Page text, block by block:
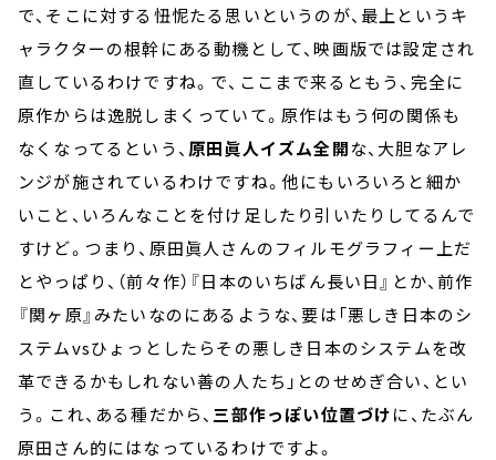
で、そこに対する忸怩たる思いというのが、最上というキ
ャラクターの根幹にある動機として、映画版では設定され
直しているわけですね。で、ここまで来るともう、完全に
原作からは逸脱しまくっていて。原作はもう何の関係も
なくなってるという、 原田眞人イズム全開な、大胆なアレ
ンジが施されているわけですね。他にもいろいろと細か
いこと、いろんなことを付け足したり引いたりしてるんで
すけど。つまり、原田眞人さんのフィルモグラフィー上だ
とやっぱり、（前々作）『日本のいちばん長い日』とか、前作
『関ヶ原』みたいなのにあるような、要は「悪しき日本のシ
ステムvsひょっとしたらその悪しき日本のシステムを改
革できるかもしれない善の人たち」とのせめぎ合い、とい
う。これ、ある種だから、 三部作っぽい位置づけに、たぶん
原田さん的にはなっているわけですよ。